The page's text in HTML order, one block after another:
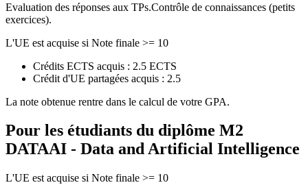
Evaluation des réponses aux TPs.Contrôle de connaissances (petits
exercices).
L'UE est acquise si Note finale >= 10
Crédits ECTS acquis : 2.5 ECTS
Crédit d'UE partagées acquis : 2.5
La note obtenue rentre dans le calcul de votre GPA.
Pour les étudiants du diplôme M2
DATAAI - Data and Artificial Intelligence
L'UE est acquise si Note finale >= 10